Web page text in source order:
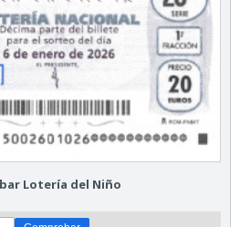
Lotería del Niño